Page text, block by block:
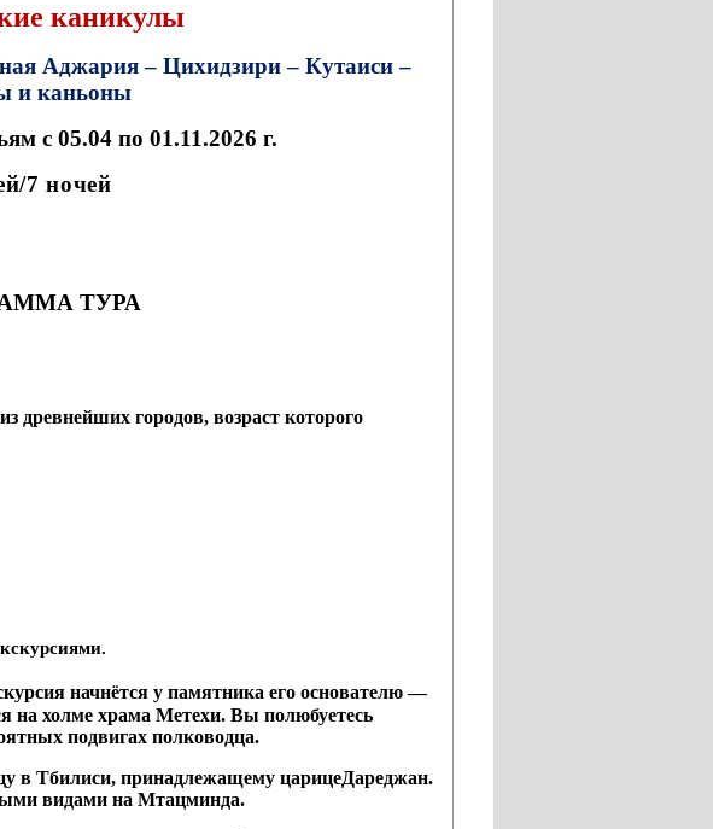
каникулы
Аджария – Цихидзири – Кутаиси –
и каньоны
с 05.04 по 01.11.2026 г.
7 ночей
ТУРА
из древнейших городов, возраст которого
начнётся у памятника его основателю —
на холме храма Метехи. Вы полюбуетесь
подвигах полководца.
в Тбилиси, принадлежащему царицеДареджан.
видами на Мтацминда.